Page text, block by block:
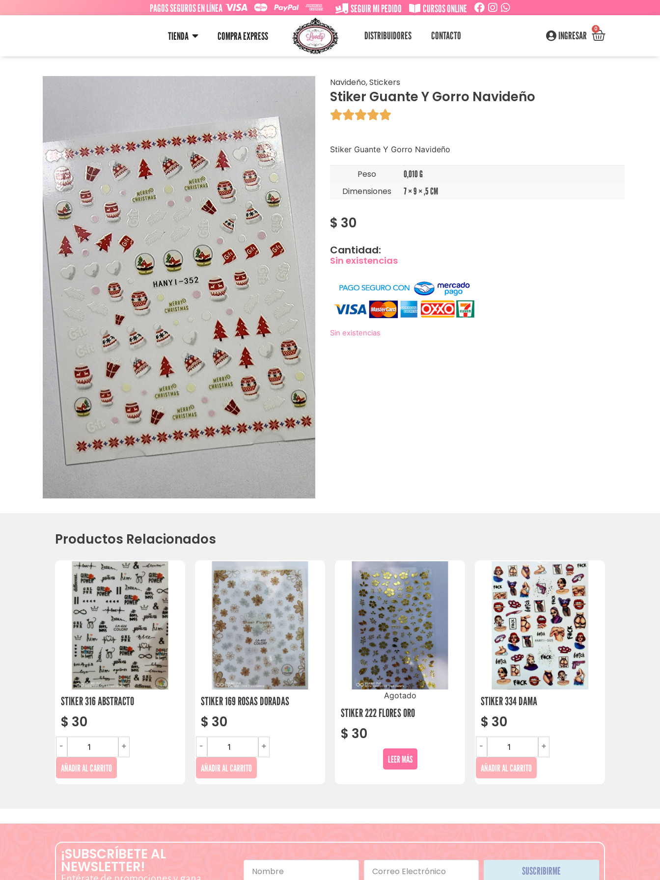
PAGOS SEGUROS EN LÍNEA SEGUIR MI PEDIDO CURSOS ONLINE
TIENDA COMPRA EXPRESS DISTRIBUIDORES CONTACTO INGRESAR
0
Navideño,Stickers
Stiker Guante Y Gorro Navideño

Stiker Guante Y Gorro Navideño
Peso 0,010 G
Dimensiones 7 × 9 × ,5 CM
$ 30
Cantidad:
Sin existencias
Sin existencias
Productos Relacionados
STIKER 316 ABSTRACTO
$ 30
- +
AÑADIR AL CARRITO
STIKER 169 ROSAS DORADAS
$ 30
- +
AÑADIR AL CARRITO
Agotado
STIKER 222 FLORES ORO
$ 30
LEER MÁS
STIKER 334 DAMA
$ 30
- +
AÑADIR AL CARRITO
¡SUBSCRÍBETE AL
NEWSLETTER! SUSCRIBIRME